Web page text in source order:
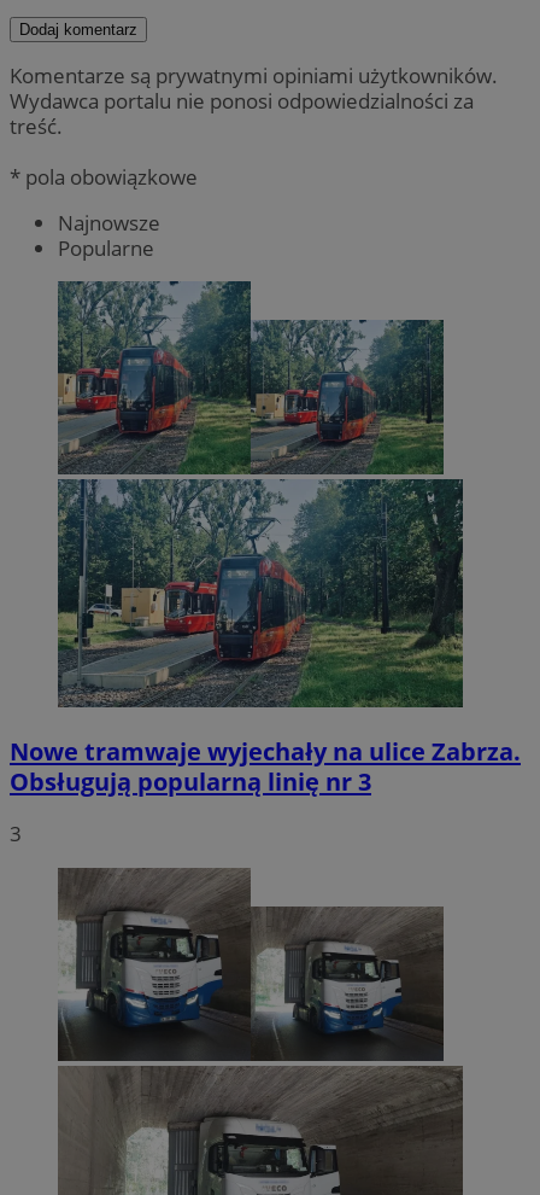
Dodaj komentarz
Komentarze są prywatnymi opiniami użytkowników.
Wydawca portalu nie ponosi odpowiedzialności za
treść.
* pola obowiązkowe
Najnowsze
Popularne
Nowe tramwaje wyjechały na ulice Zabrza.
Obsługują popularną linię nr 3
3